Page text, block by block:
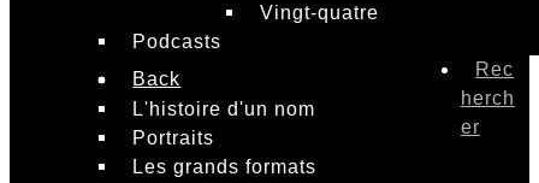
Vingt-quatre
Podcasts
Back
L'histoire d'un nom
Portraits
Les grands formats
Rec
herch
er